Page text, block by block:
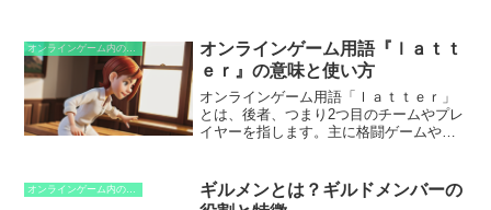
にあります。通常、彼らはゲーム内の課
金を避け、わずかな基本機能や制限され
たコンテンツのみを利用しています。
オンラインゲーム用語『ｌａｔｔ
ｅｒ』の意味と使い方
オンラインゲーム用語「ｌａｔｔｅｒ」
とは、後者、つまり2つ目のチームやプレ
イヤーを指します。主に格闘ゲームや対
という場合は、2番手だったプレイヤーが
勝利したことを意味します。
ギルメンとは？ギルドメンバーの